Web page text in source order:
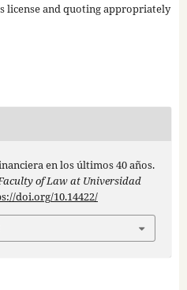
license and quoting appropriately
en los últimos 40 años.
of Law at Universidad
doi.org/10.14422/